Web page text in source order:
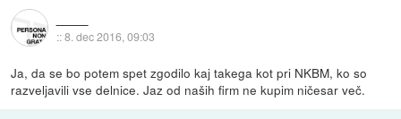
::8. dec 2016, 09:03
Ja, da se bo potem spet zgodilo kaj takega kot pri NKBM, ko so
razveljavili vse delnice. Jaz od naših firm ne kupim ničesar več.